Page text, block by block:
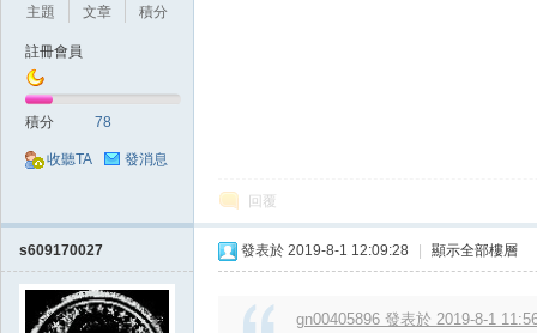
主題
文章
積分
註冊會員
積分 78
收聽TA 發消息
回覆
s609170027 發表於 2019-8-1 12:09:28 顯示全部樓層
gn00405896 發表於 2019-8-1